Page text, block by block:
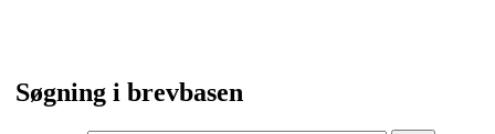
Søgning i brevbasen